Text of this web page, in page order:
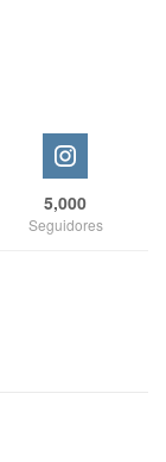
5,000
Seguidores